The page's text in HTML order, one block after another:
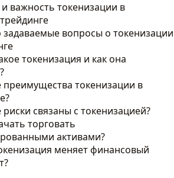
важность токенизации в
задаваемые вопросы о токенизации
токенизация и как она
преимущества токенизации в
риски связаны с токенизацией?
торговать
активами?
меняет финансовый